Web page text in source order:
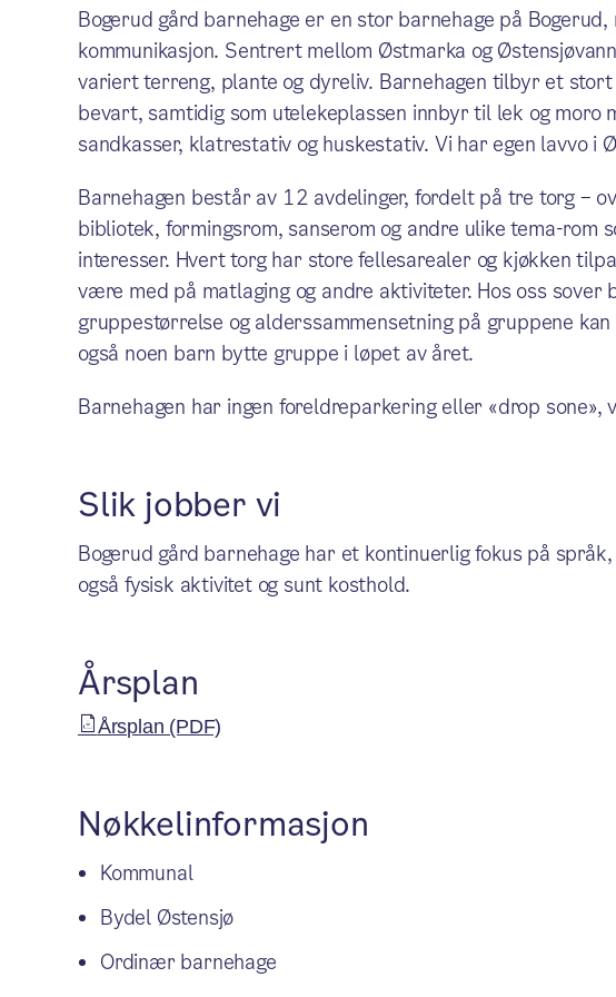
Bogerud gård barnehage er en stor barnehage på
kommunikasjon. Sentrert mellom Østmarka og
variert terreng, plante og dyreliv. Barnehagen tilbyr et
bevart, samtidig som utelekeplassen innbyr til lek og moro
sandkasser, klatrestativ og huskestativ. Vi har egen lavvo i
Barnehagen består av 12 avdelinger, fordelt på tre torg –
bibliotek, formingsrom, sanserom og andre ulike tema-rom
interesser. Hvert torg har store fellesarealer og kjøkken
være med på matlaging og andre aktiviteter. Hos oss
gruppestørrelse og alderssammensetning på gruppene
også noen barn bytte gruppe i løpet av året.
Barnehagen har ingen foreldreparkering eller «drop sone»,
Slik jobber vi
Bogerud gård barnehage har et kontinuerlig fokus på
også fysisk aktivitet og sunt kosthold.
Årsplan
Årsplan (PDF)
Nøkkelinformasjon
Kommunal
Bydel Østensjø
Ordinær barnehage